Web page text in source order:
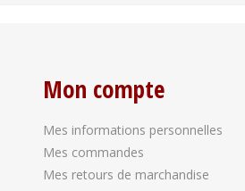
Mon compte
Mes informations personnelles
Mes commandes
Mes retours de marchandise